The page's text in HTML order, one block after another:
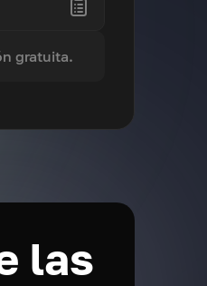
gratuita.
las